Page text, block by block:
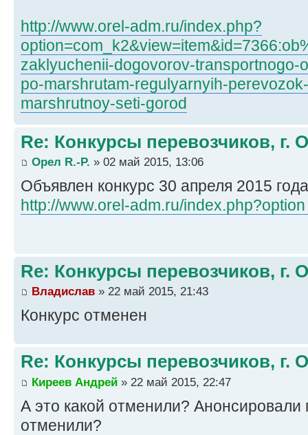
http://www.orel-adm.ru/index.php?
zaklyuchenii-dogovorov-transportnogo-
po-marshrutam-regulyarnyih-
marshrutnoy-seti-gorod
Re: Конкурсы перевозчиков, г.
Орел R.-P. » 02 май 2015, 13:06
Объявлен конкурс 30 апреля 2015 года
http://www.orel-adm.ru/
Re: Конкурсы перевозчиков, г.
Владислав » 22 май 2015, 21:43
Конкурс отменен
Re: Конкурсы перевозчиков, г.
Киреев Андрей » 22 май 2015, 22:47
А это какой отменили? Анонсировали
отменили?